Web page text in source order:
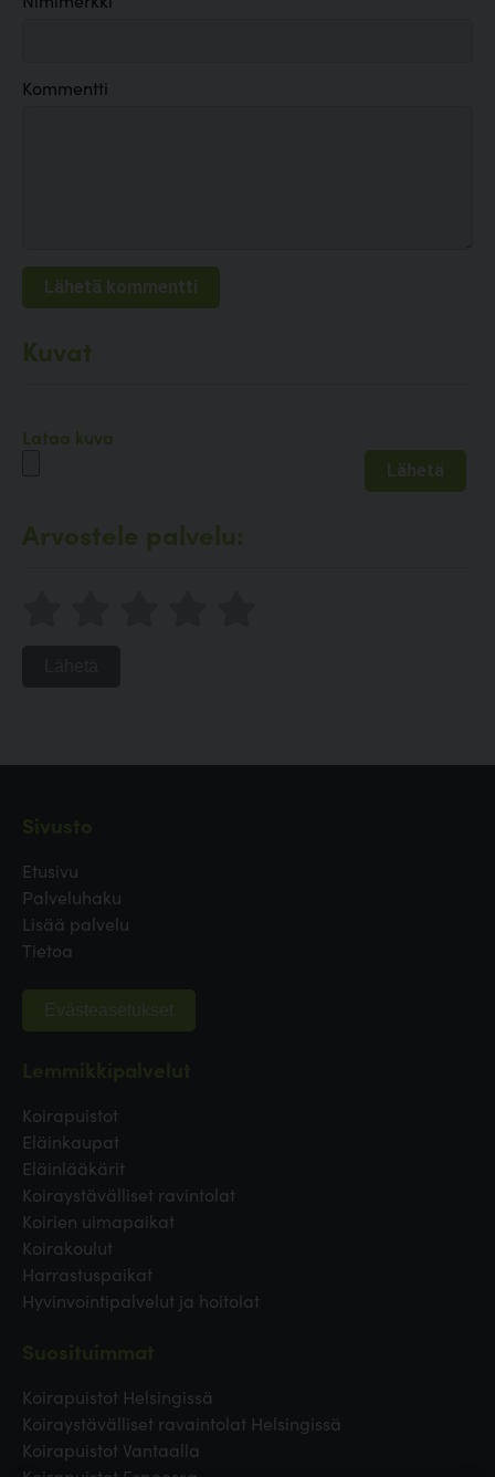
Kommentti
Kuvat
Lataa kuva
Arvostele palvelu:
Etusivu
Palveluhaku
Lisää palvelu
Tietoa
Evästeasetukset
Koirapuistot
Eläinkaupat
Eläinlääkärit
Koiraystävälliset ravintolat
Koirien uimapaikat
Koirakoulut
Harrastuspaikat
Hyvinvointipalvelut ja hoitolat
Koirapuistot Helsingissä
Koiraystävälliset ravaintolat Helsingissä
Koirapuistot Vantaalla